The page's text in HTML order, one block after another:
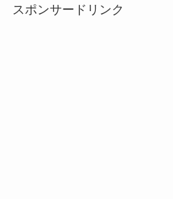
スポンサードリンク